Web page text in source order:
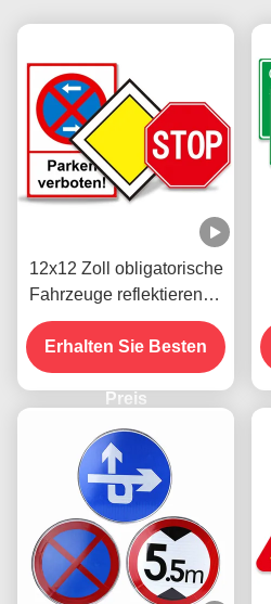
12x12 Zoll obligatorische
Fahrzeuge reflektierende
Verkehrsschilder Halt für
die Straße
Erhalten Sie Besten
Preis